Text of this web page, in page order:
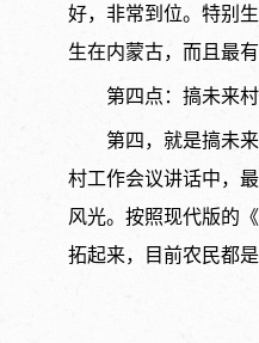
好，非常到位。特别
生在内蒙古，而且最
第四点：搞未来
第四，就是搞未
村工作会议讲话中，
风光。按照现代版的
拓起来，目前农民都